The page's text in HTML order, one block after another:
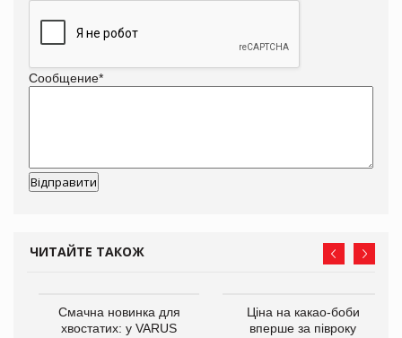
Сообщение*
ЧИТАЙТЕ ТАКОЖ
Смачна новинка для
хвостатих: у VARUS
Ціна на какао-боби
вперше за півроку